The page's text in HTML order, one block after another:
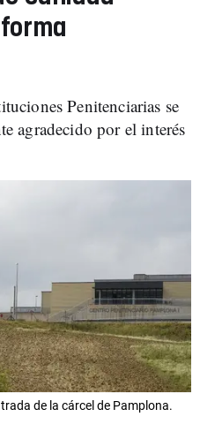
Penitenciarias se
agradecido por el interés
de la cárcel de Pamplona.